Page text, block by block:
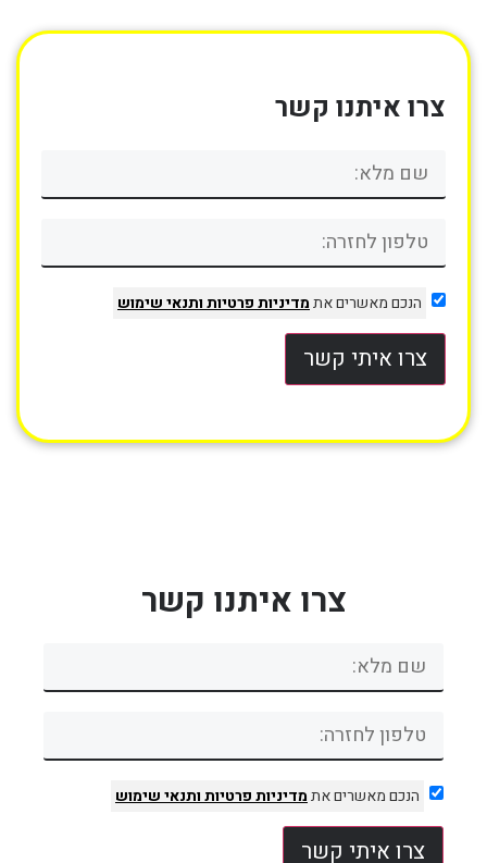
צרו איתנו קשר
הנכם מאשרים אתמדיניות פרטיותותנאי שימוש
צרו איתי קשר
צרו איתנו קשר
הנכם מאשרים אתמדיניות פרטיותותנאי שימוש
צרו איתי קשר